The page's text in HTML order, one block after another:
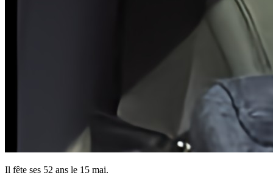
Il fête ses 52 ans le 15 mai.